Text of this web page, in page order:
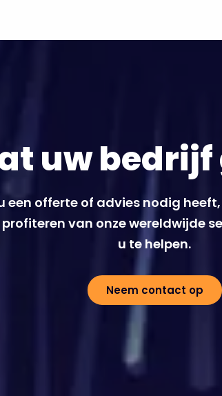
uw
een offerte of advies nodig
van onze wereldwijde
u te helpen.
Neem contact op